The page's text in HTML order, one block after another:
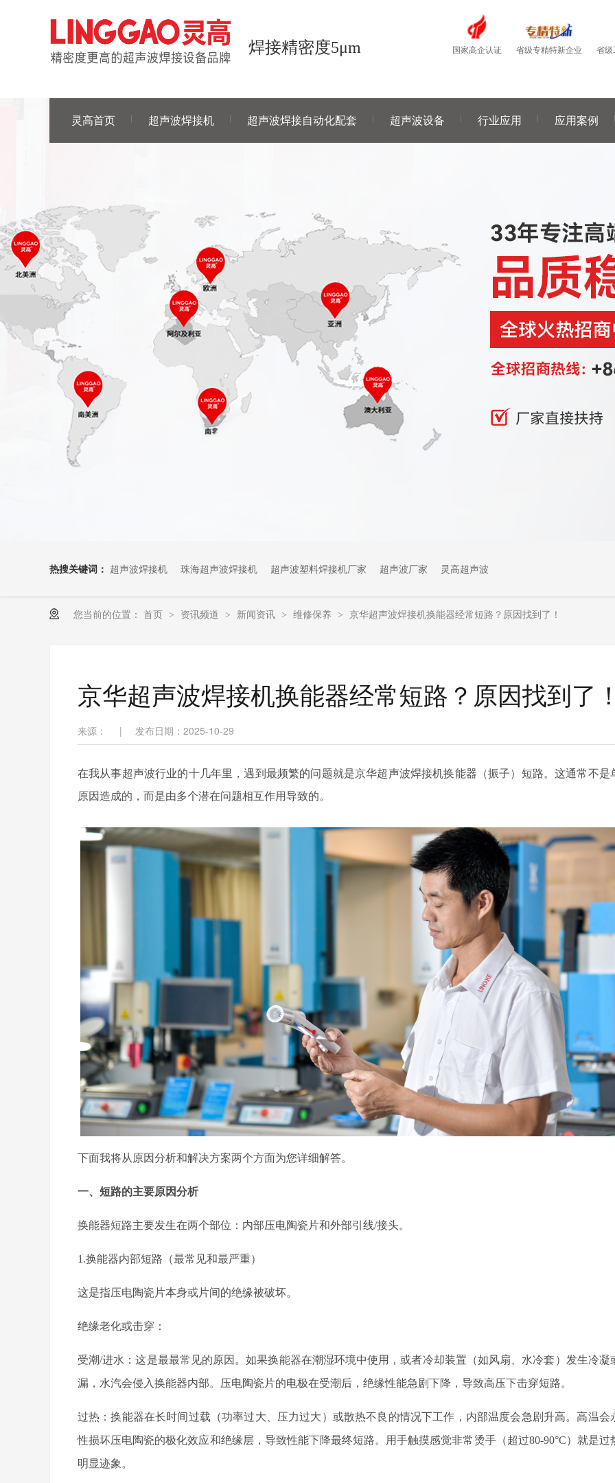
焊接精密度5μm 国家高企认证 省级专精特新企业 省级
灵高首页 超声波焊接机 超声波焊接自动化配套 超声波设备 行业应用 应用案例
热搜关键词： 超声波焊接机 珠海超声波焊接机 超声波塑料焊接机厂家 超声波厂家 灵高超声波
您当前的位置： 首页 > 资讯频道 > 新闻资讯 > 维修保养 > 京华超声波焊接机换能器经常短路？原因找到了！
京华超声波焊接机换能器经常短路？原因找到了！
来源： | 发布日期：2025-10-29
在我从事超声波行业的十几年里，遇到最频繁的问题就是京华超声波焊接机换能器（振子）短路。这通常不是
原因造成的，而是由多个潜在问题相互作用导致的。
下面我将从原因分析和解决方案两个方面为您详细解答。
一、短路的主要原因分析
换能器短路主要发生在两个部位：内部压电陶瓷片和外部引线/接头。
1.换能器内部短路（最常见和最严重）
这是指压电陶瓷片本身或片间的绝缘被破坏。
绝缘老化或击穿：
受潮/进水：这是最最常见的原因。如果换能器在潮湿环境中使用，或者冷却装置（如风扇、水冷套）发生冷凝
漏，水汽会侵入换能器内部。压电陶瓷片的电极在受潮后，绝缘性能急剧下降，导致高压下击穿短路。
过热：换能器在长时间过载（功率过大、压力过大）或散热不良的情况下工作，内部温度会急剧升高。高温会
性损坏压电陶瓷的极化效应和绝缘层，导致性能下降最终短路。用手触摸感觉非常烫手（超过80-90°C）就是过
明显迹象。